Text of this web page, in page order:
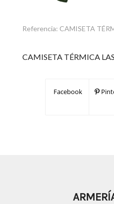
Referencia: CAMISETA
CAMISETA TÉRMICA
Facebook